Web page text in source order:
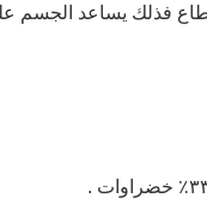
فذلك يساعد الجسم